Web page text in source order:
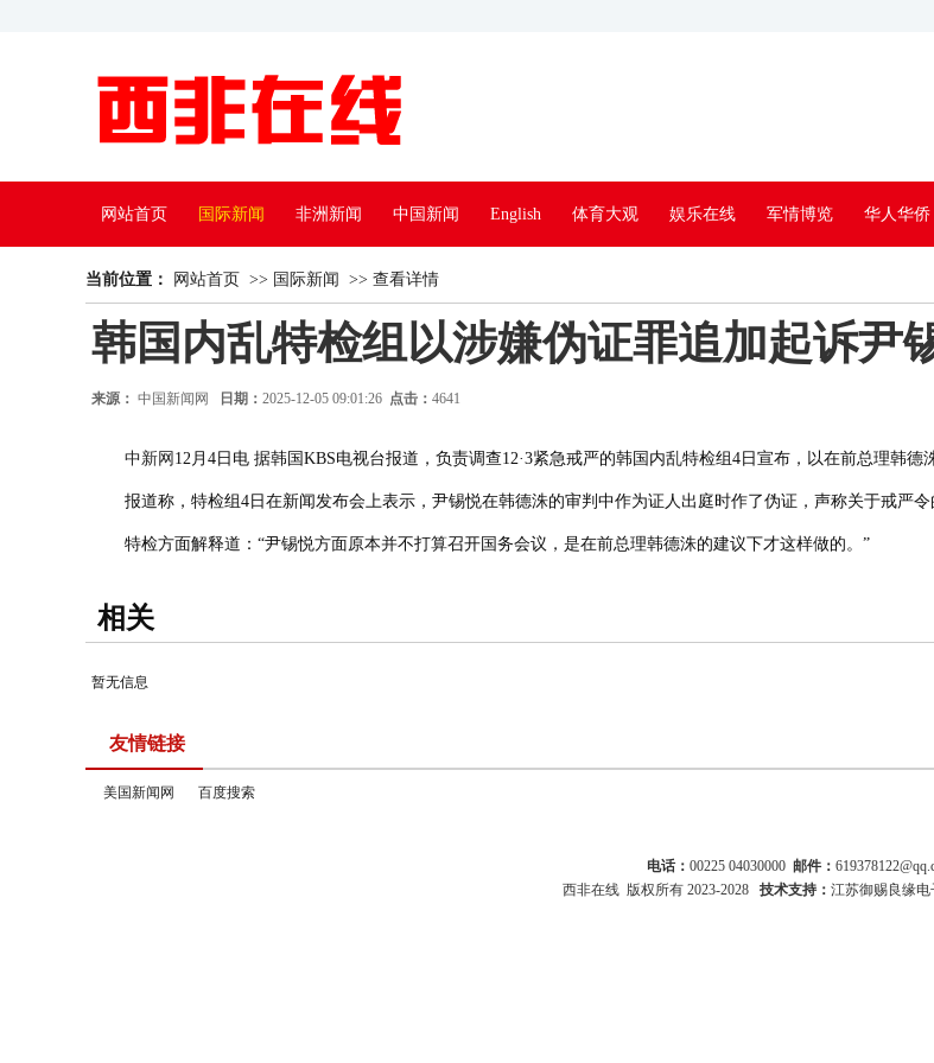
网站首页 国际新闻 非洲新闻 中国新闻 English 体育大观 娱乐在线 军情博览 华人华侨
魅力非洲 美丽中国 文学艺术 博客专栏
当前位置： 网站首页 >> 国际新闻 >> 查看详情
韩国内乱特检组以涉嫌伪证罪追加起诉尹
来源： 中国新闻网 日期： 2025-12-05 09:01:26 点击： 4641
中新网 12月4日电 据韩国KBS电视台报道，负责调查12·3紧急戒严的韩国内乱特检组4日宣布，以在前总理韩德
报道称，特检组4日在新闻发布会上表示，尹锡悦在韩德洙的审判中作为证人出庭时作了伪证，声称关于戒严令
特检方面解释道：“尹锡悦方面原本并不打算召开国务会议，是在前总理韩德洙的建议下才这样做的。”
相关
暂无信息
友情链接
美国新闻网 百度搜索
电话： 00225 04030000 邮件：
西非在线 版权所有 2023-2028 技术支持： 江苏御赐良缘电